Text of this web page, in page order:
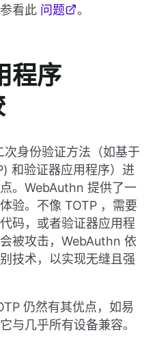
看此 问题 。
程序
身份验证方法（如基于
和验证器应用程序）进
。WebAuthn 提供了一
验。不像 TOTP ，需要
码，或者验证器应用程
被攻击，WebAuthn 依
技术，以实现无缝且强
仍然有其优点，如易
与几乎所有设备兼容。